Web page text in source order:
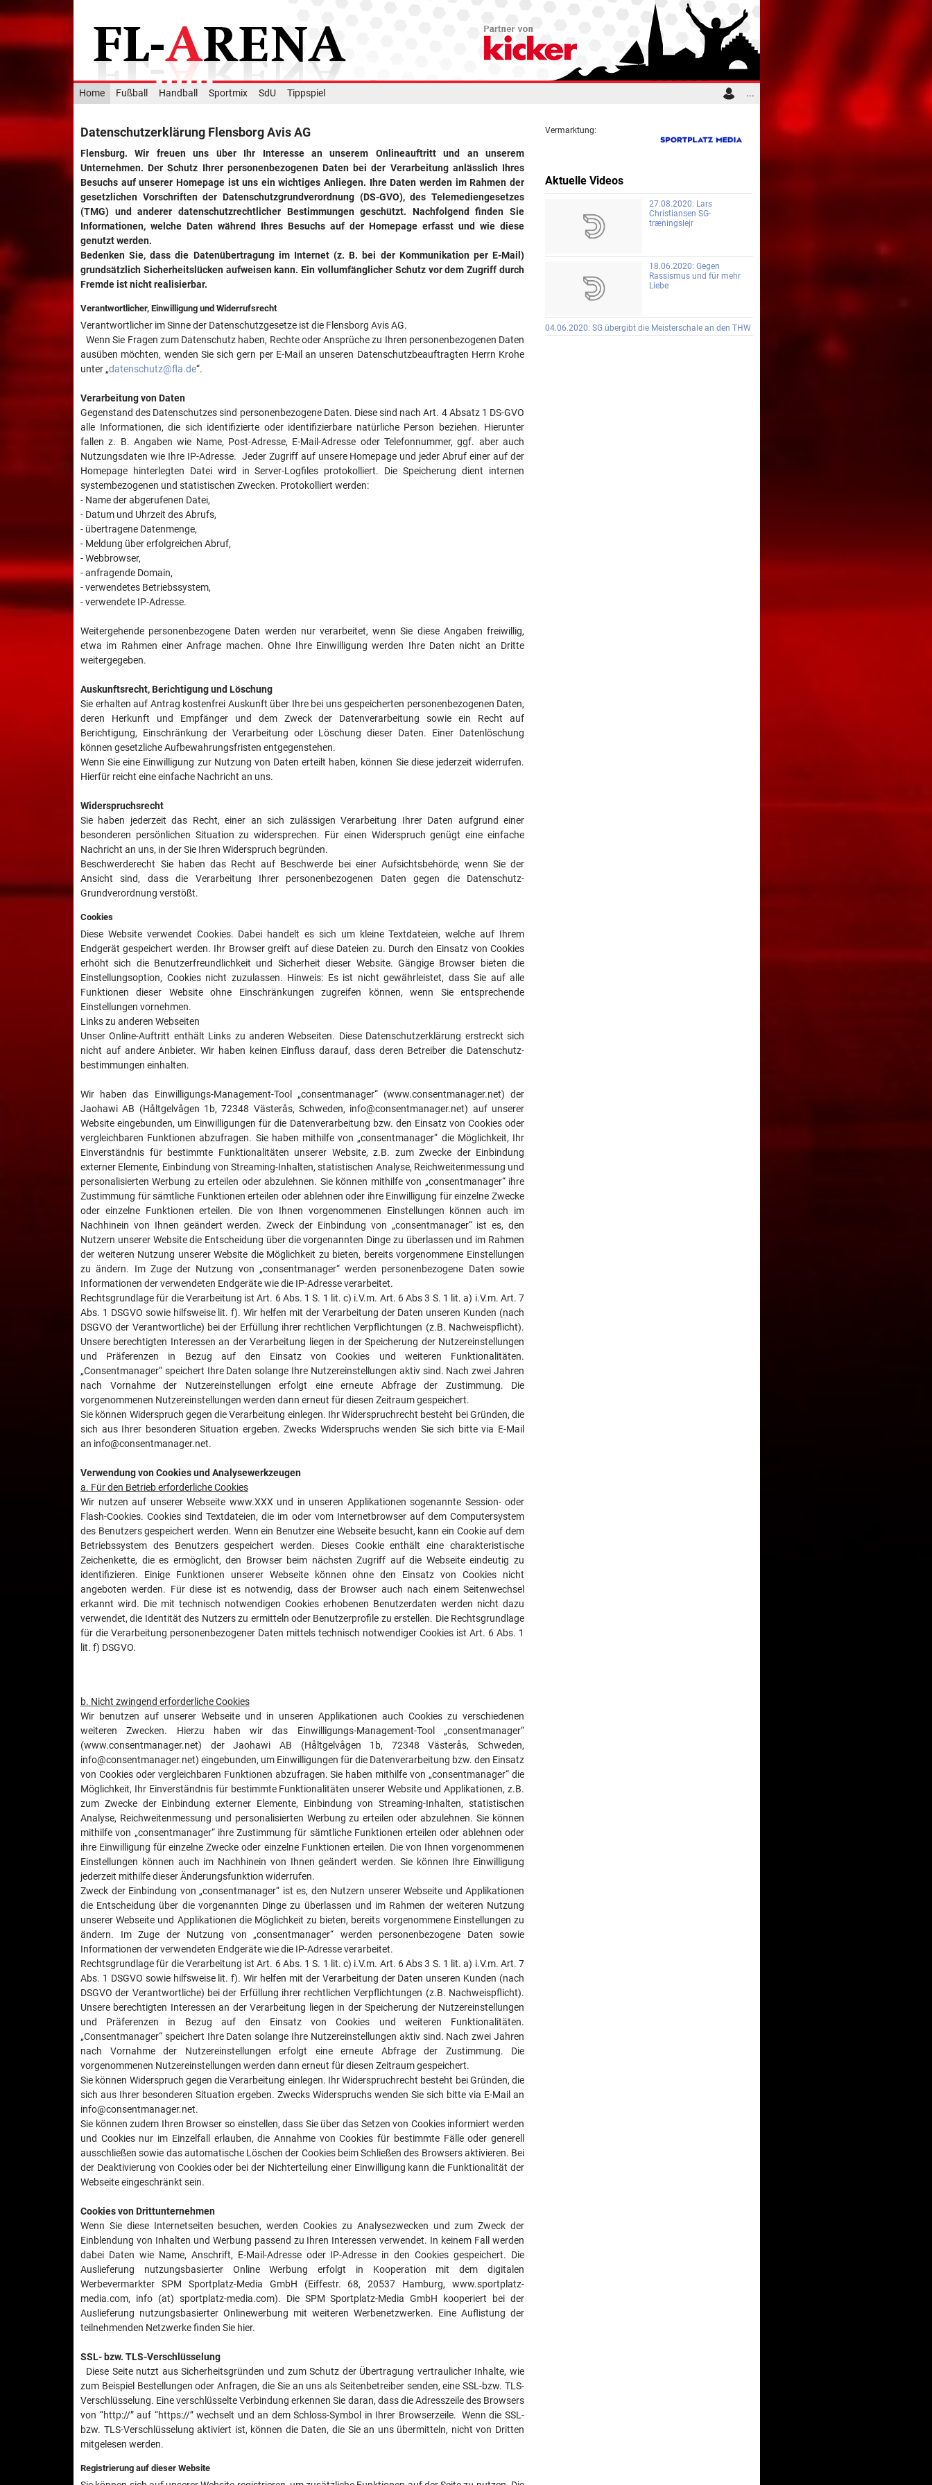
Home Fußball Handball Sportmix SdU Tippspiel ...
Datenschutzerklärung Flensborg Avis AG
Flensburg. Wir freuen uns über Ihr Interesse an unserem Onlineauftritt und an unserem
Unternehmen. Der Schutz Ihrer personenbezogenen Daten bei der Verarbeitung anlässlich Ihres
Besuchs auf unserer Homepage ist uns ein wichtiges Anliegen. Ihre Daten werden im Rahmen der
gesetzlichen Vorschriften der Datenschutzgrundverordnung (DS-GVO), des Telemediengesetzes
(TMG) und anderer datenschutzrechtlicher Bestimmungen geschützt. Nachfolgend finden Sie
Informationen, welche Daten während Ihres Besuchs auf der Homepage erfasst und wie diese
genutzt werden.
Bedenken Sie, dass die Datenübertragung im Internet (z. B. bei der Kommunikation per E-Mail)
grundsätzlich Sicherheitslücken aufweisen kann. Ein vollumfänglicher Schutz vor dem Zugriff durch
Fremde ist nicht realisierbar.
Verantwortlicher, Einwilligung und Widerrufsrecht
Verantwortlicher im Sinne der Datenschutzgesetze ist die Flensborg Avis AG.
Wenn Sie Fragen zum Datenschutz haben, Rechte oder Ansprüche zu Ihren personenbezogenen Daten
ausüben möchten, wenden Sie sich gern per E-Mail an unseren Datenschutzbeauftragten Herrn Krohe
unter „datenschutz@fla.de“.
Verarbeitung von Daten
Gegenstand des Datenschutzes sind personenbezogene Daten. Diese sind nach Art. 4 Absatz 1 DS-GVO
alle Informationen, die sich identifizierte oder identifizierbare natürliche Person beziehen. Hierunter
fallen z. B. Angaben wie Name, Post-Adresse, E-Mail-Adresse oder Telefonnummer, ggf. aber auch
Nutzungsdaten wie Ihre IP-Adresse. Jeder Zugriff auf unsere Homepage und jeder Abruf einer auf der
Homepage hinterlegten Datei wird in Server-Logfiles protokolliert. Die Speicherung dient internen
systembezogenen und statistischen Zwecken. Protokolliert werden:
- Name der abgerufenen Datei,
- Datum und Uhrzeit des Abrufs,
- übertragene Datenmenge,
- Meldung über erfolgreichen Abruf,
- Webbrowser,
- anfragende Domain,
- verwendetes Betriebssystem,
- verwendete IP-Adresse.
Weitergehende personenbezogene Daten werden nur verarbeitet, wenn Sie diese Angaben freiwillig,
etwa im Rahmen einer Anfrage machen. Ohne Ihre Einwilligung werden Ihre Daten nicht an Dritte
weitergegeben.
Auskunftsrecht, Berichtigung und Löschung
Sie erhalten auf Antrag kostenfrei Auskunft über Ihre bei uns gespeicherten personenbezogenen Daten,
deren Herkunft und Empfänger und dem Zweck der Datenverarbeitung sowie ein Recht auf
Berichtigung, Einschränkung der Verarbeitung oder Löschung dieser Daten. Einer Datenlöschung
können gesetzliche Aufbewahrungsfristen entgegenstehen.
Wenn Sie eine Einwilligung zur Nutzung von Daten erteilt haben, können Sie diese jederzeit widerrufen.
Hierfür reicht eine einfache Nachricht an uns.
Widerspruchsrecht
Sie haben jederzeit das Recht, einer an sich zulässigen Verarbeitung Ihrer Daten aufgrund einer
besonderen persönlichen Situation zu widersprechen. Für einen Widerspruch genügt eine einfache
Nachricht an uns, in der Sie Ihren Widerspruch begründen.
Beschwerderecht Sie haben das Recht auf Beschwerde bei einer Aufsichtsbehörde, wenn Sie der
Ansicht sind, dass die Verarbeitung Ihrer personenbezogenen Daten gegen die Datenschutz-
Grundverordnung verstößt.
Cookies
Diese Website verwendet Cookies. Dabei handelt es sich um kleine Textdateien, welche auf Ihrem
Endgerät gespeichert werden. Ihr Browser greift auf diese Dateien zu. Durch den Einsatz von Cookies
erhöht sich die Benutzerfreundlichkeit und Sicherheit dieser Website. Gängige Browser bieten die
Einstellungsoption, Cookies nicht zuzulassen. Hinweis: Es ist nicht gewährleistet, dass Sie auf alle
Funktionen dieser Website ohne Einschränkungen zugreifen können, wenn Sie entsprechende
Einstellungen vornehmen.
Links zu anderen Webseiten
Unser Online-Auftritt enthält Links zu anderen Webseiten. Diese Datenschutzerklärung erstreckt sich
nicht auf andere Anbieter. Wir haben keinen Einfluss darauf, dass deren Betreiber die Datenschutz-
bestimmungen einhalten.
Wir haben das Einwilligungs-Management-Tool „consentmanager“ (www.consentmanager.net) der
Jaohawi AB (Håltgelvågen 1b, 72348 Västerås, Schweden, info@consentmanager.net) auf unserer
Website eingebunden, um Einwilligungen für die Datenverarbeitung bzw. den Einsatz von Cookies oder
vergleichbaren Funktionen abzufragen. Sie haben mithilfe von „consentmanager“ die Möglichkeit, Ihr
Einverständnis für bestimmte Funktionalitäten unserer Website, z.B. zum Zwecke der Einbindung
externer Elemente, Einbindung von Streaming-Inhalten, statistischen Analyse, Reichweitenmessung und
personalisierten Werbung zu erteilen oder abzulehnen. Sie können mithilfe von „consentmanager“ ihre
Zustimmung für sämtliche Funktionen erteilen oder ablehnen oder ihre Einwilligung für einzelne Zwecke
oder einzelne Funktionen erteilen. Die von Ihnen vorgenommenen Einstellungen können auch im
Nachhinein von Ihnen geändert werden. Zweck der Einbindung von „consentmanager“ ist es, den
Nutzern unserer Website die Entscheidung über die vorgenannten Dinge zu überlassen und im Rahmen
der weiteren Nutzung unserer Website die Möglichkeit zu bieten, bereits vorgenommene Einstellungen
zu ändern. Im Zuge der Nutzung von „consentmanager“ werden personenbezogene Daten sowie
Informationen der verwendeten Endgeräte wie die IP-Adresse verarbeitet.
Rechtsgrundlage für die Verarbeitung ist Art. 6 Abs. 1 S. 1 lit. c) i.V.m. Art. 6 Abs 3 S. 1 lit. a) i.V.m. Art. 7
Abs. 1 DSGVO sowie hilfsweise lit. f). Wir helfen mit der Verarbeitung der Daten unseren Kunden (nach
DSGVO der Verantwortliche) bei der Erfüllung ihrer rechtlichen Verpflichtungen (z.B. Nachweispflicht).
Unsere berechtigten Interessen an der Verarbeitung liegen in der Speicherung der Nutzereinstellungen
und Präferenzen in Bezug auf den Einsatz von Cookies und weiteren Funktionalitäten.
„Consentmanager“ speichert Ihre Daten solange Ihre Nutzereinstellungen aktiv sind. Nach zwei Jahren
nach Vornahme der Nutzereinstellungen erfolgt eine erneute Abfrage der Zustimmung. Die
vorgenommenen Nutzereinstellungen werden dann erneut für diesen Zeitraum gespeichert.
Sie können Widerspruch gegen die Verarbeitung einlegen. Ihr Widerspruchrecht besteht bei Gründen, die
sich aus Ihrer besonderen Situation ergeben. Zwecks Widerspruchs wenden Sie sich bitte via E-Mail
an info@consentmanager.net.
Verwendung von Cookies und Analysewerkzeugen
a. Für den Betrieb erforderliche Cookies
Wir nutzen auf unserer Webseite www.XXX und in unseren Applikationen sogenannte Session- oder
Flash-Cookies. Cookies sind Textdateien, die im oder vom Internetbrowser auf dem Computersystem
des Benutzers gespeichert werden. Wenn ein Benutzer eine Webseite besucht, kann ein Cookie auf dem
Betriebssystem des Benutzers gespeichert werden. Dieses Cookie enthält eine charakteristische
Zeichenkette, die es ermöglicht, den Browser beim nächsten Zugriff auf die Webseite eindeutig zu
identifizieren. Einige Funktionen unserer Webseite können ohne den Einsatz von Cookies nicht
angeboten werden. Für diese ist es notwendig, dass der Browser auch nach einem Seitenwechsel
erkannt wird. Die mit technisch notwendigen Cookies erhobenen Benutzerdaten werden nicht dazu
verwendet, die Identität des Nutzers zu ermitteln oder Benutzerprofile zu erstellen. Die Rechtsgrundlage
für die Verarbeitung personenbezogener Daten mittels technisch notwendiger Cookies ist Art. 6 Abs. 1
lit. f) DSGVO.
b. Nicht zwingend erforderliche Cookies
Wir benutzen auf unserer Webseite und in unseren Applikationen auch Cookies zu verschiedenen
weiteren Zwecken. Hierzu haben wir das Einwilligungs-Management-Tool „consentmanager“
(www.consentmanager.net) der Jaohawi AB (Håltgelvågen 1b, 72348 Västerås, Schweden,
info@consentmanager.net) eingebunden, um Einwilligungen für die Datenverarbeitung bzw. den Einsatz
von Cookies oder vergleichbaren Funktionen abzufragen. Sie haben mithilfe von „consentmanager“ die
Möglichkeit, Ihr Einverständnis für bestimmte Funktionalitäten unserer Website und Applikationen, z.B.
zum Zwecke der Einbindung externer Elemente, Einbindung von Streaming-Inhalten, statistischen
Analyse, Reichweitenmessung und personalisierten Werbung zu erteilen oder abzulehnen. Sie können
mithilfe von „consentmanager“ ihre Zustimmung für sämtliche Funktionen erteilen oder ablehnen oder
ihre Einwilligung für einzelne Zwecke oder einzelne Funktionen erteilen. Die von Ihnen vorgenommenen
Einstellungen können auch im Nachhinein von Ihnen geändert werden. Sie können Ihre Einwilligung
jederzeit mithilfe dieser Änderungsfunktion widerrufen.
Zweck der Einbindung von „consentmanager“ ist es, den Nutzern unserer Webseite und Applikationen
die Entscheidung über die vorgenannten Dinge zu überlassen und im Rahmen der weiteren Nutzung
unserer Webseite und Applikationen die Möglichkeit zu bieten, bereits vorgenommene Einstellungen zu
ändern. Im Zuge der Nutzung von „consentmanager“ werden personenbezogene Daten sowie
Informationen der verwendeten Endgeräte wie die IP-Adresse verarbeitet.
Rechtsgrundlage für die Verarbeitung ist Art. 6 Abs. 1 S. 1 lit. c) i.V.m. Art. 6 Abs 3 S. 1 lit. a) i.V.m. Art. 7
Abs. 1 DSGVO sowie hilfsweise lit. f). Wir helfen mit der Verarbeitung der Daten unseren Kunden (nach
DSGVO der Verantwortliche) bei der Erfüllung ihrer rechtlichen Verpflichtungen (z.B. Nachweispflicht).
Unsere berechtigten Interessen an der Verarbeitung liegen in der Speicherung der Nutzereinstellungen
und Präferenzen in Bezug auf den Einsatz von Cookies und weiteren Funktionalitäten.
„Consentmanager“ speichert Ihre Daten solange Ihre Nutzereinstellungen aktiv sind. Nach zwei Jahren
nach Vornahme der Nutzereinstellungen erfolgt eine erneute Abfrage der Zustimmung. Die
vorgenommenen Nutzereinstellungen werden dann erneut für diesen Zeitraum gespeichert.
Sie können Widerspruch gegen die Verarbeitung einlegen. Ihr Widerspruchrecht besteht bei Gründen, die
sich aus Ihrer besonderen Situation ergeben. Zwecks Widerspruchs wenden Sie sich bitte via E-Mail an
info@consentmanager.net.
Sie können zudem Ihren Browser so einstellen, dass Sie über das Setzen von Cookies informiert werden
und Cookies nur im Einzelfall erlauben, die Annahme von Cookies für bestimmte Fälle oder generell
ausschließen sowie das automatische Löschen der Cookies beim Schließen des Browsers aktivieren. Bei
der Deaktivierung von Cookies oder bei der Nichterteilung einer Einwilligung kann die Funktionalität der
Webseite eingeschränkt sein.
Cookies von Drittunternehmen
Wenn Sie diese Internetseiten besuchen, werden Cookies zu Analysezwecken und zum Zweck der
Einblendung von Inhalten und Werbung passend zu Ihren Interessen verwendet. In keinem Fall werden
dabei Daten wie Name, Anschrift, E-Mail-Adresse oder IP-Adresse in den Cookies gespeichert. Die
Auslieferung nutzungsbasierter Online Werbung erfolgt in Kooperation mit dem digitalen
Werbevermarkter SPM Sportplatz-Media GmbH (Eiffestr. 68, 20537 Hamburg, www.sportplatz-
media.com, info (at) sportplatz-media.com). Die SPM Sportplatz-Media GmbH kooperiert bei der
Auslieferung nutzungsbasierter Onlinewerbung mit weiteren Werbenetzwerken. Eine Auflistung der
teilnehmenden Netzwerke finden Sie hier.
SSL- bzw. TLS-Verschlüsselung
Diese Seite nutzt aus Sicherheitsgründen und zum Schutz der Übertragung vertraulicher Inhalte, wie
zum Beispiel Bestellungen oder Anfragen, die Sie an uns als Seitenbetreiber senden, eine SSL-bzw. TLS-
Verschlüsselung. Eine verschlüsselte Verbindung erkennen Sie daran, dass die Adresszeile des Browsers
von “http://” auf “https://” wechselt und an dem Schloss-Symbol in Ihrer Browserzeile. Wenn die SSL-
bzw. TLS-Verschlüsselung aktiviert ist, können die Daten, die Sie an uns übermitteln, nicht von Dritten
mitgelesen werden.
Registrierung auf dieser Website
Vermarktung:
Aktuelle Videos
27.08.2020: Lars
Christiansen SG-
træningslejr
18.06.2020: Gegen
Rassismus und für mehr
Liebe
04.06.2020: SG übergibt die Meisterschale an den THW